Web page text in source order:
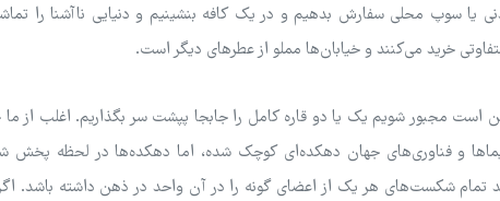
یا سوپ محلی سفارش بدهیم و در یک کافه بنشینیم و دنیایی ناآشنا را
خرید می‌کنند و خیابان‌ها مملو از عطرهای دیگر است.
است مجبور شویم یک یا دو قاره کامل را جابجا پپشت سر بگذاریم. اغلب از ما
و فناوری‌های جهان دهکده‌ای کوچک شده، اما دهکده‌ها در لحظه‌ پخش
تمام شکست‌های هر یک از اعضای گونه را در آن واحد در ذهن داشته باشد.